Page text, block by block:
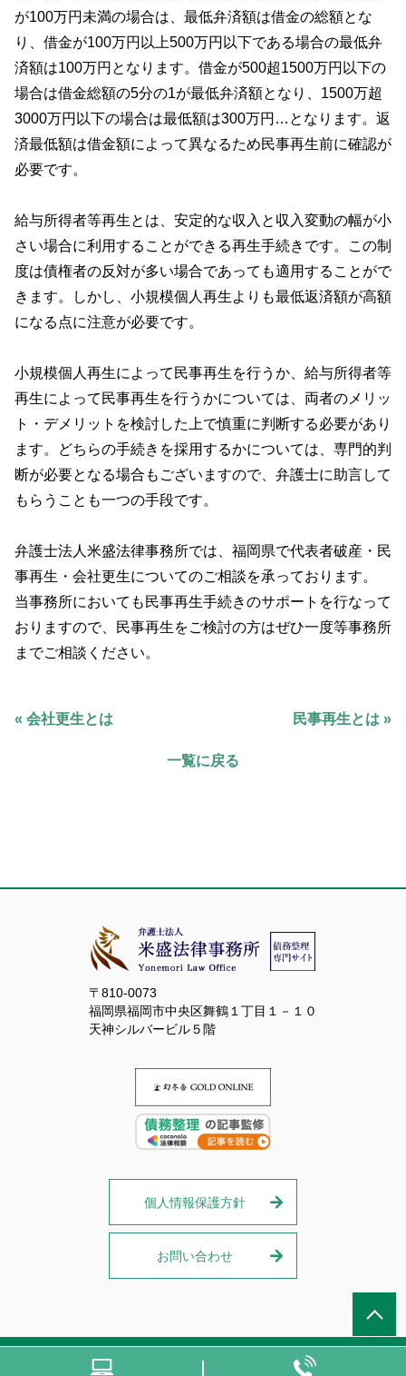
が100万円未満の場合は、最低弁済額は借金の総額とな
り、借金が100万円以上500万円以下である場合の最低弁
済額は100万円となります。借金が500超1500万円以下の
場合は借金総額の5分の1が最低弁済額となり、1500万超
3000万円以下の場合は最低額は300万円…となります。返
済最低額は借金額によって異なるため民事再生前に確認が
必要です。
給与所得者等再生とは、安定的な収入と収入変動の幅が小
さい場合に利用することができる再生手続きです。この制
度は債権者の反対が多い場合であっても適用することがで
きます。しかし、小規模個人再生よりも最低返済額が高額
になる点に注意が必要です。
小規模個人再生によって民事再生を行うか、給与所得者等
再生によって民事再生を行うかについては、両者のメリッ
ト・デメリットを検討した上で慎重に判断する必要があり
ます。どちらの手続きを採用するかについては、専門的判
断が必要となる場合もございますので、弁護士に助言して
もらうことも一つの手段です。
弁護士法人米盛法律事務所では、福岡県で代表者破産・民
事再生・会社更生についてのご相談を承っております。
当事務所においても民事再生手続きのサポートを行なって
おりますので、民事再生をご検討の方はぜひ一度等事務所
までご相談ください。
« 会社更生とは 民事再生とは »
一覧に戻る
〒810-0073
福岡県福岡市中央区舞鶴１丁目１－１０
天神シルバービル５階
個人情報保護方針
お問い合わせ
© 【弁護士が対応】福岡・天神で借金問題（債務整理）の相談は弁護